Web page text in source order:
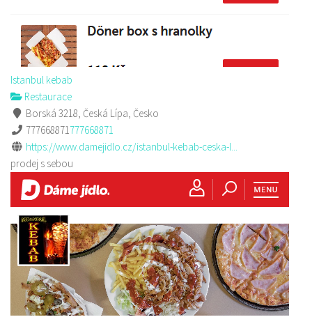
Istanbul kebab
Restaurace
Borská 3218, Česká Lípa, Česko
777668871777668871
https://www.damejidlo.cz/istanbul-kebab-ceska-l...
prodej s sebou